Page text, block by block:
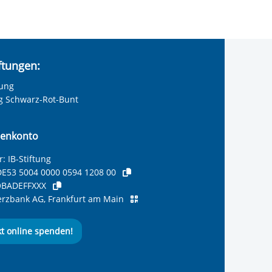
Schwarz-Rot-Bunt
IB-Stiftung
5004 0000 0594 1208 00
AG, Frankfurt am Main
online spenden!